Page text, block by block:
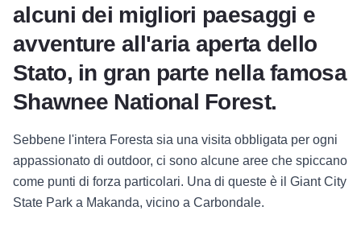
alcuni dei migliori paesaggi e
avventure all'aria aperta dello
Stato, in gran parte nella famosa
Shawnee National Forest.
Sebbene l'intera Foresta sia una visita obbligata per ogni
appassionato di outdoor, ci sono alcune aree che spiccano
come punti di forza particolari. Una di queste è il Giant City
State Park a Makanda, vicino a Carbondale.